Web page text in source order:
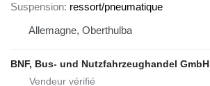
Suspension ressort/pneumatique
Allemagne, Oberthulba
BNF, Bus- und Nutzfahrzeughandel GmbH